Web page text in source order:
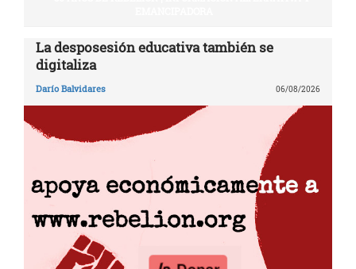
La desposesión educativa también se
digitaliza
Darío Balvidares 06/08/2026